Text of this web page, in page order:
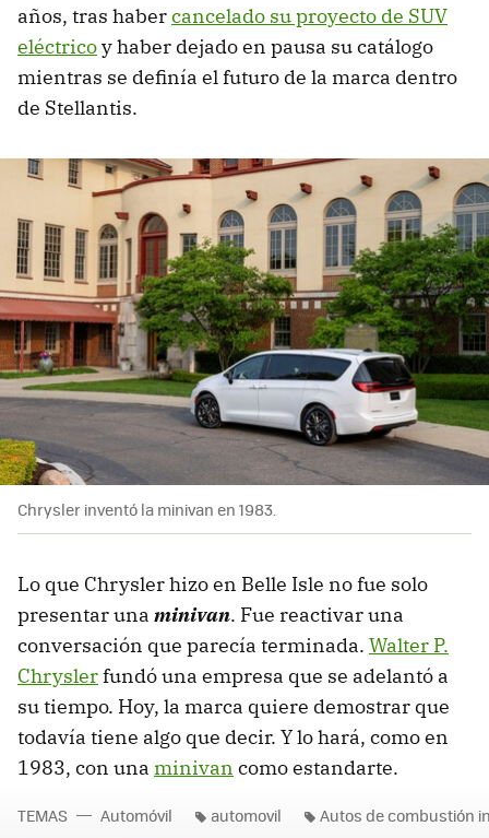
años, tras habercancelado su proyecto de SUV
eléctricoy haber dejado en pausa su catálogo
mientras se definía el futuro de la marca dentro
de Stellantis.
Chrysler inventó la minivan en 1983.
Lo que Chrysler hizo en Belle Isle no fue solo
presentar una minivan. Fue reactivar una
conversación que parecía terminada. Walter P.
Chryslerfundó una empresa que se adelantó a
su tiempo. Hoy, la marca quiere demostrar que
todavía tiene algo que decir. Y lo hará, como en
1983, con una minivan como estandarte.
TEMAS Automóvil automovil Autos de combustión